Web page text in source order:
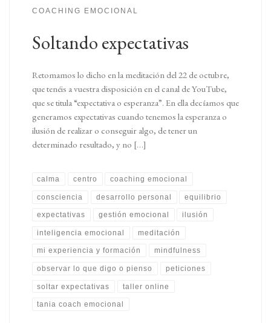
COACHING EMOCIONAL
Soltando expectativas
Retomamos lo dicho en la meditación del 22 de octubre,
que tenéis a vuestra disposición en el canal de YouTube,
que se titula “expectativa o esperanza”. En ella decíamos que
generamos expectativas cuando tenemos la esperanza o
ilusión de realizar o conseguir algo, de tener un
determinado resultado, y no […]
calma centro coaching emocional
consciencia desarrollo personal equilibrio
expectativas gestión emocional ilusión
inteligencia emocional meditación
mi experiencia y formación mindfulness
observar lo que digo o pienso peticiones
soltar expectativas taller online
tania coach emocional